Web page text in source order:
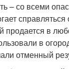
– со всеми
продается в
в
отменный